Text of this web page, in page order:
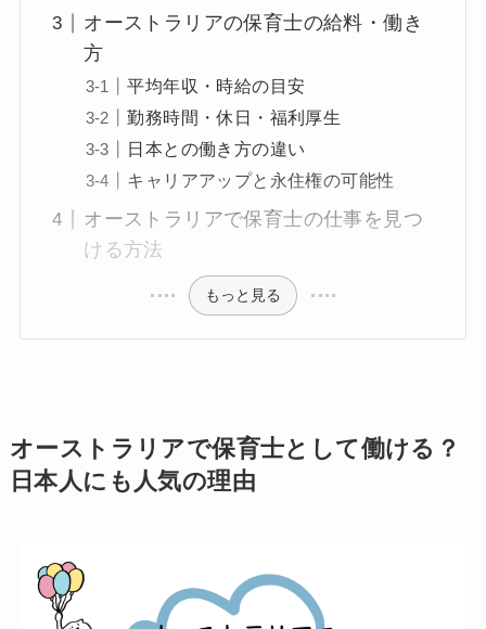
オーストラリアの保育士の給料・働き
方
平均年収・時給の目安
勤務時間・休日・福利厚生
日本との働き方の違い
キャリアアップと永住権の可能性
オーストラリアで保育士の仕事を見つ
ける方法
もっと見る
オーストラリアで保育士として働ける？
日本人にも人気の理由